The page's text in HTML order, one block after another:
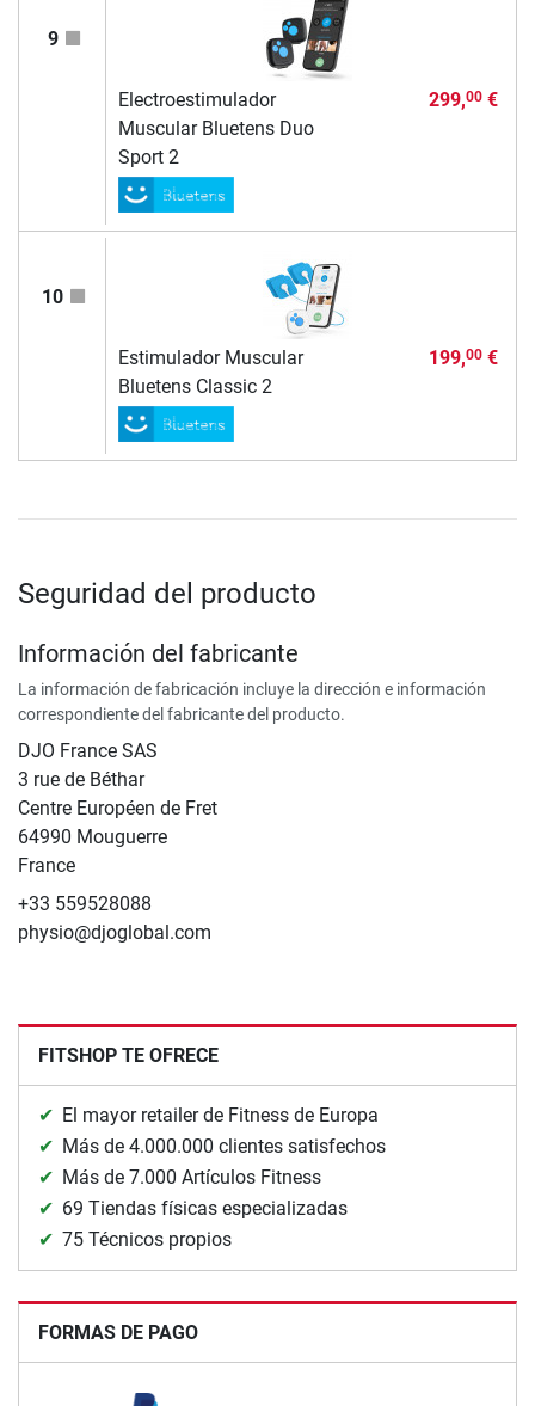
9
Electroestimulador
Muscular Bluetens Duo
Sport 2
299,00€
10
Estimulador Muscular
Bluetens Classic 2
199,00€
Seguridad del producto
Información del fabricante
La información de fabricación incluye la dirección e información
correspondiente del fabricante del producto.
DJO France SAS
3 rue de Béthar
Centre Européen de Fret
64990 Mouguerre
France
+33 559528088
physio@djoglobal.com
FITSHOP TE OFRECE
El mayor retailer de Fitness de Europa
Más de 4.000.000 clientes satisfechos
Más de 7.000 Artículos Fitness
69 Tiendas físicas especializadas
75 Técnicos propios
FORMAS DE PAGO